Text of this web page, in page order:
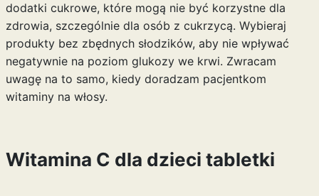
dodatki cukrowe, które mogą nie być korzystne dla
zdrowia, szczególnie dla osób z cukrzycą. Wybieraj
produkty bez zbędnych słodzików, aby nie wpływać
negatywnie na poziom glukozy we krwi. Zwracam
uwagę na to samo, kiedy doradzam pacjentkom
witaminy na włosy.
Witamina C dla dzieci tabletki